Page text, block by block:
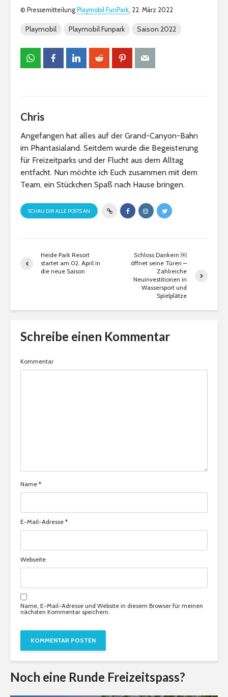
© Pressemitteilung Playmobil FunPark, 22. März 2022
Playmobil Playmobil Funpark Saison 2022
Chris
Angefangen hat alles auf der Grand-Canyon-Bahn
im Phantasialand. Seitdem wurde die Begeisterung
für Freizeitparks und der Flucht aus dem Alltag
entfacht. Nun möchte ich Euch zusammen mit dem
Team, ein Stückchen Spaß nach Hause bringen.
SCHAU DIR ALLE POSTS AN
Heide Park Resort
startet am 02. April in
die neue Saison
Schloss Dankern ￼
öffnet seine Türen –
Zahlreiche
Neuinvestitionen in
Wassersport und
Spielplätze
Schreibe einen Kommentar
Kommentar
Name *
E-Mail-Adresse *
Webseite
Name, E-Mail-Adresse und Website in diesem Browser für meinen
nächsten Kommentar speichern.
Noch eine Runde Freizeitspass?